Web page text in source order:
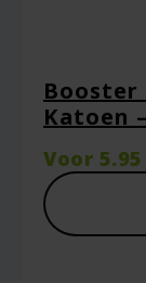
Booster
Katoen
Voor 5.95